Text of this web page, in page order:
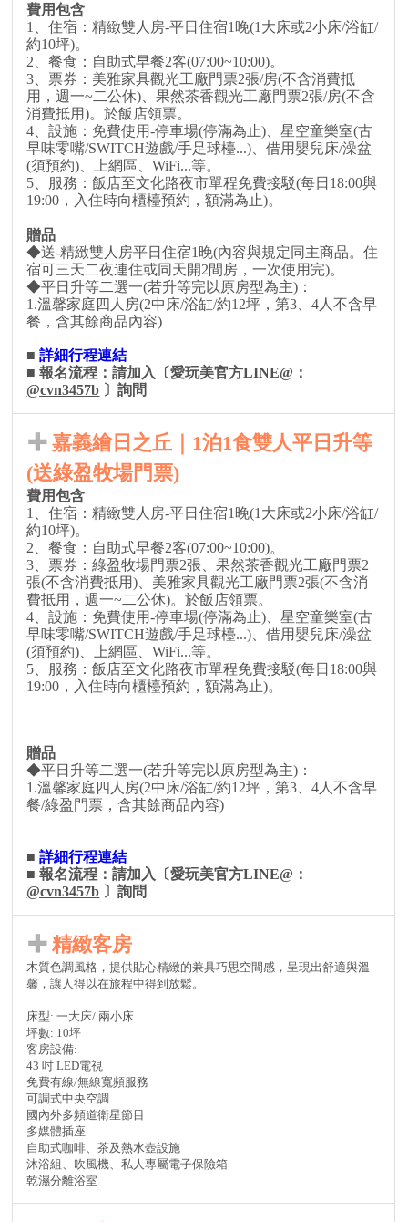
費用包含
1、住宿：精緻雙人房-平日住宿1晚(1大床或2小床/浴缸/
約10坪)。
2、餐食：自助式早餐2客(07:00~10:00)。
3、票券：美雅家具觀光工廠門票2張/房(不含消費抵
用，週一~二公休)、果然茶香觀光工廠門票2張/房(不含
消費抵用)。於飯店領票。
4、設施：免費使用-停車場(停滿為止)、星空童樂室(古
早味零嘴/SWITCH遊戲/手足球檯...)、借用嬰兒床/澡盆
(須預約)、上網區、WiFi...等。
5、服務：飯店至文化路夜市單程免費接駁(每日18:00與
19:00，入住時向櫃檯預約，額滿為止)。
贈品
◆送-精緻雙人房平日住宿1晚(內容與規定同主商品。住
宿可三天二夜連住或同天開2間房，一次使用完)。
◆平日升等二選一(若升等完以原房型為主)：
1.溫馨家庭四人房(2中床/浴缸/約12坪，第3、4人不含早
餐，含其餘商品內容)
■詳細行程連結
■報名流程 ：請加入〔愛玩美官方LINE@：
@cvn3457b 〕詢問
嘉義繪日之丘｜1泊1食雙人平日升等
(送綠盈牧場門票)
費用包含
1、住宿：精緻雙人房-平日住宿1晚(1大床或2小床/浴缸/
約10坪)。
2、餐食：自助式早餐2客(07:00~10:00)。
3、票券：綠盈牧場門票2張、果然茶香觀光工廠門票2
張(不含消費抵用)、美雅家具觀光工廠門票2張(不含消
費抵用，週一~二公休)。於飯店領票。
4、設施：免費使用-停車場(停滿為止)、星空童樂室(古
早味零嘴/SWITCH遊戲/手足球檯...)、借用嬰兒床/澡盆
(須預約)、上網區、WiFi...等。
5、服務：飯店至文化路夜市單程免費接駁(每日18:00與
19:00，入住時向櫃檯預約，額滿為止)。
贈品
◆平日升等二選一(若升等完以原房型為主)：
1.溫馨家庭四人房(2中床/浴缸/約12坪，第3、4人不含早
餐/綠盈門票，含其餘商品內容)
■詳細行程連結
■ 報名流程：請加入〔愛玩美官方LINE@：
@cvn3457b 〕詢問
精緻客房
木質色調風格，提供貼心精緻的兼具巧思空間感，呈現出舒適與溫
馨，讓人得以在旅程中得到放鬆。
床型: 一大床/ 兩小床
坪數: 10坪
客房設備:
43 吋 LED電視
免費有線/無線寬頻服務
可調式中央空調
國內外多頻道衛星節目
多媒體插座
自助式咖啡、茶及熱水壺設施
沐浴組、吹風機、私人專屬電子保險箱
乾濕分離浴室